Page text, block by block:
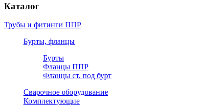
Каталог
Трубы и фитинги ППР
Бурты, фланцы
Бурты
Фланцы ППР
Фланцы ст. под бурт
Сварочное оборудование
Комплектующие